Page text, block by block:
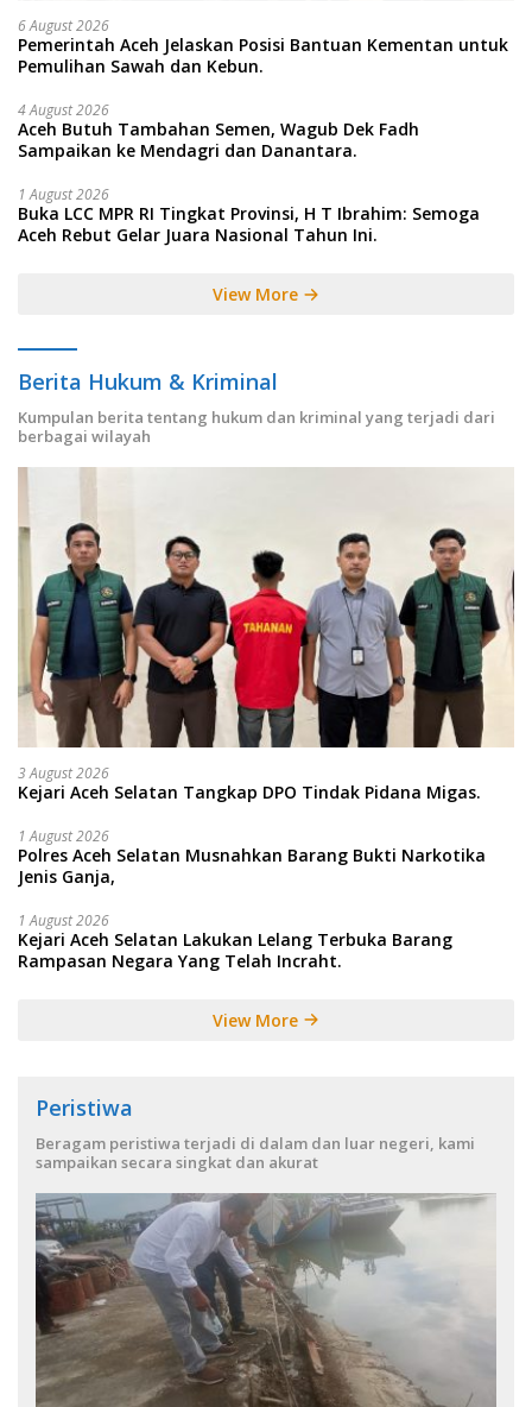
6 August 2026
Pemerintah Aceh Jelaskan Posisi Bantuan Kementan untuk
Pemulihan Sawah dan Kebun.
4 August 2026
Aceh Butuh Tambahan Semen, Wagub Dek Fadh
Sampaikan ke Mendagri dan Danantara.
1 August 2026
Buka LCC MPR RI Tingkat Provinsi, H T Ibrahim: Semoga
Aceh Rebut Gelar Juara Nasional Tahun Ini.
View More
Berita Hukum & Kriminal
Kumpulan berita tentang hukum dan kriminal yang terjadi dari
berbagai wilayah
3 August 2026
Kejari Aceh Selatan Tangkap DPO Tindak Pidana Migas.
1 August 2026
Polres Aceh Selatan Musnahkan Barang Bukti Narkotika
Jenis Ganja,
1 August 2026
Kejari Aceh Selatan Lakukan Lelang Terbuka Barang
Rampasan Negara Yang Telah Incraht.
View More
Peristiwa
Beragam peristiwa terjadi di dalam dan luar negeri, kami
sampaikan secara singkat dan akurat